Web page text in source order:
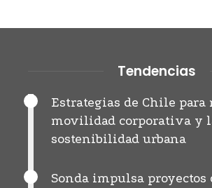
Tendencias
Estrategias de Chile para
movilidad corporativa y
sostenibilidad urbana
Sonda impulsa proyectos